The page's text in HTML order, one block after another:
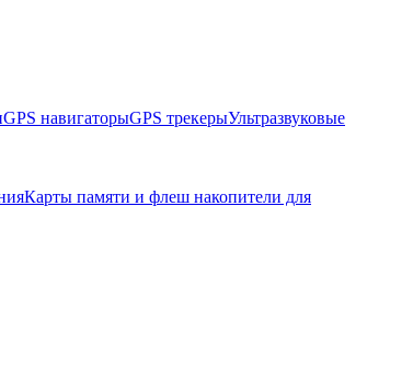
GPS навигаторыGPS трекерыУльтразвуковые
Карты памяти и флеш накопители для